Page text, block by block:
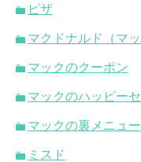
ピザ
マクドナルド（マ
マックのクーポン
マックのハッピー
マックの裏メニュー
ミスド